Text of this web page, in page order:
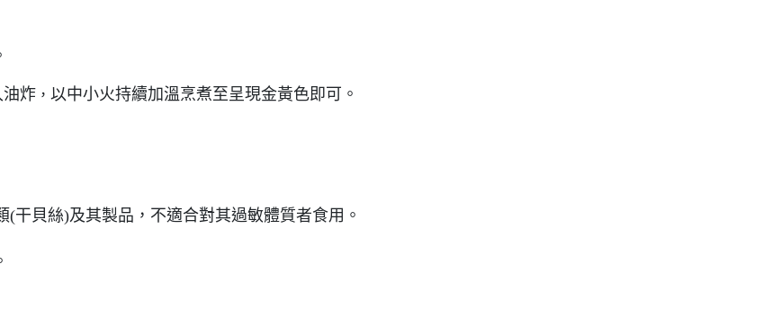
油炸 ， 以中小火持續加溫烹煮至呈現金黃色即可。
干貝絲)及其製品，不適合對其過敏體質者食用。